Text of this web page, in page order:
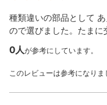
種類違いの部品として
ので選びました。たまに
0人が参考にしています。
このレビューは参考になりま